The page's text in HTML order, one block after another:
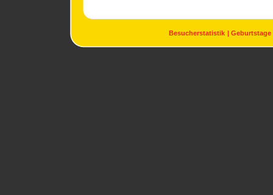
Besucherstatistik Geburtstage